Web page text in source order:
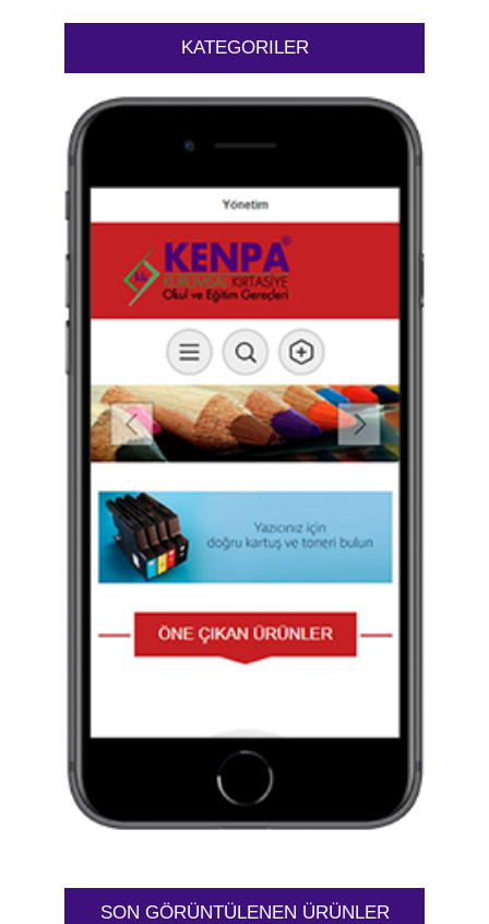
KATEGORILER
SON GÖRÜNTÜLENEN ÜRÜNLER